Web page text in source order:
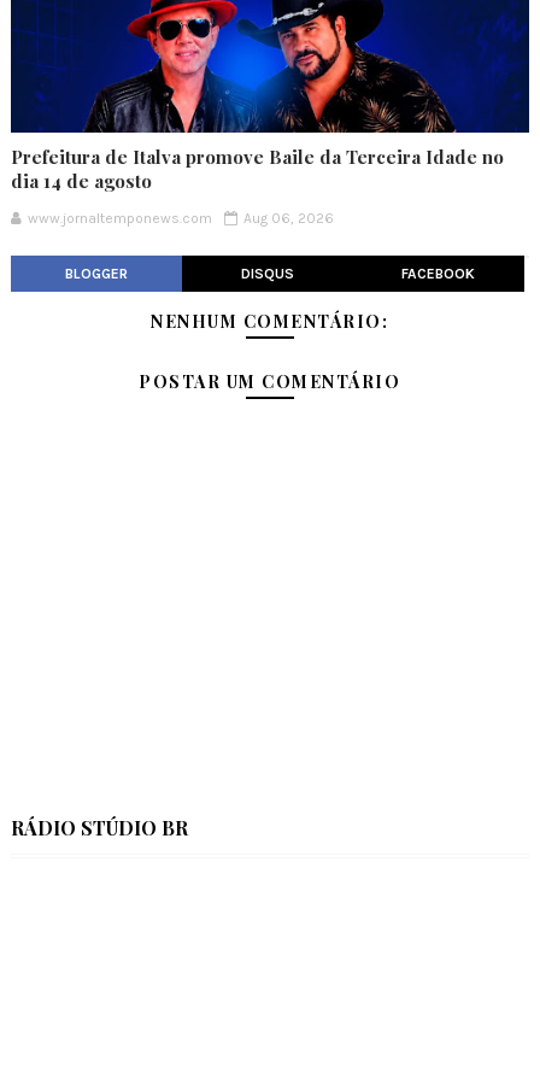
Prefeitura de Italva promove Baile da Terceira Idade no
dia 14 de agosto
www.jornaltemponews.com Aug 06, 2026
BLOGGER DISQUS FACEBOOK
NENHUM COMENTÁRIO:
POSTAR UM COMENTÁRIO
RÁDIO STÚDIO BR